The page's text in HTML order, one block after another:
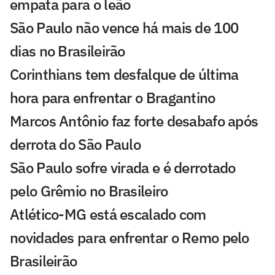
empata para o leão
São Paulo não vence há mais de 100
dias no Brasileirão
Corinthians tem desfalque de última
hora para enfrentar o Bragantino
Marcos Antônio faz forte desabafo após
derrota do São Paulo
São Paulo sofre virada e é derrotado
pelo Grêmio no Brasileiro
Atlético-MG está escalado com
novidades para enfrentar o Remo pelo
Brasileirão